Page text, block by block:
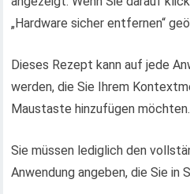
„Hardware sicher entfernen“
Dieses Rezept kann auf jede
werden, die Sie Ihrem
Maustaste hinzufügen
Sie müssen lediglich den
Anwendung angeben, die Sie